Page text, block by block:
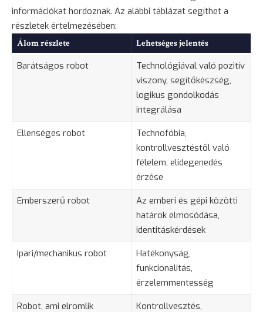
információkat hordoznak. Az alábbi táblázat segíthet a
részletek értelmezésében:
Álom részlete Lehetséges jelentés
Barátságos robot
Technológiával való pozitív
viszony, segítőkészség,
logikus gondolkodás
integrálása
Ellenséges robot
Technofóbia,
kontrollvesztéstől való
félelem, elidegenedés
érzése
Emberszerű robot
Az emberi és gépi közötti
határok elmosódása,
identitáskérdések
Ipari/mechanikus robot
Hatékonyság,
funkcionalitás,
érzelemmentesség
Robot, ami elromlik
Kontrollvesztés,